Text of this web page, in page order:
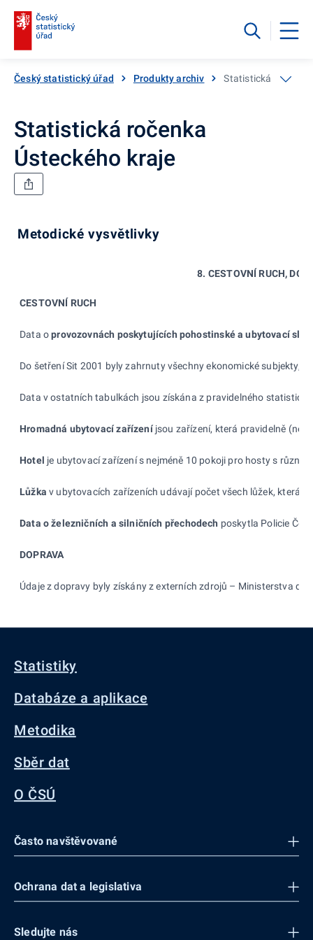
Český statistický úřad Produkty archiv Statistická ročenka
Statistická ročenka
Ústeckého kraje
Metodické vysvětlivky
8. CESTOVNÍ RUCH,
CESTOVNÍ RUCH
Data oprovozovnách poskytujících pohostinské a ubytovací
Do šetření Sit 2001 byly zahrnuty všechny ekonomické subjekty,
Data v ostatních tabulkách jsou získána z pravidelného
Hromadná ubytovací zařízení jsou zařízení, která pravidelně
Hotel je ubytovací zařízení s nejméně 10 pokoji pro hosty s
Lůžkav ubytovacích zařízeních udávají počet všech lůžek, která
Data oželezničních a silničních přechodech poskytla Policie
DOPRAVA
Údaje z dopravy byly získány z externích zdrojů – Ministerstva
Statistiky
Databáze a aplikace
Metodika
Sběr dat
O ČSÚ
Často navštěvované
Ochrana dat a legislativa
Sledujte nás